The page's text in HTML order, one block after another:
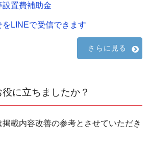
置費補助金
をLINEで受信できます
さらに見る
に立ちましたか？
載内容改善の参考とさせていただき